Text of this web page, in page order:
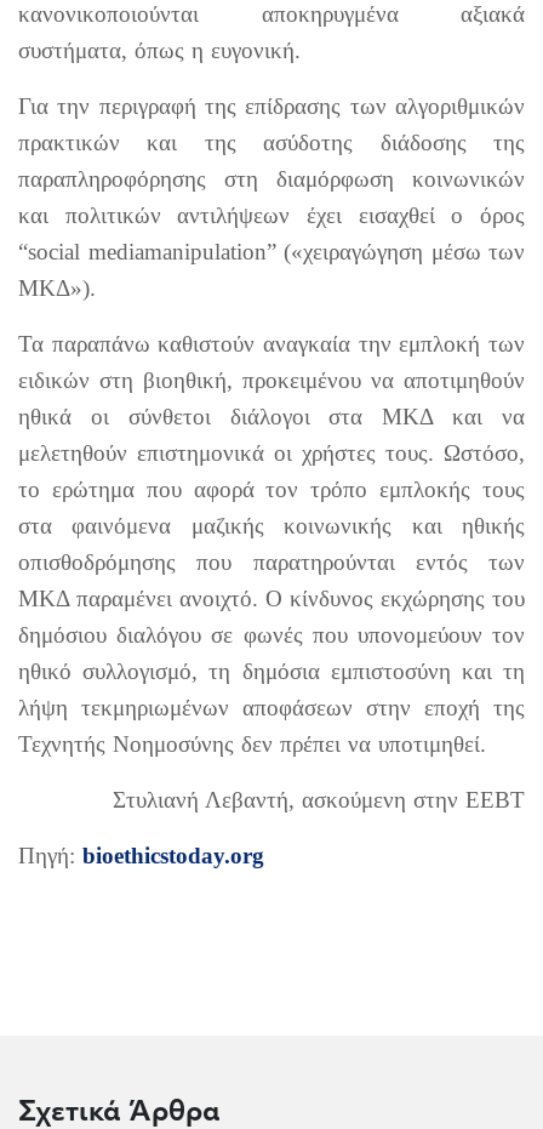
κανονικοποιούνται αποκηρυγμένα αξιακά
συστήματα, όπως η ευγονική.
Για την περιγραφή της επίδρασης των αλγοριθμικών
πρακτικών και της ασύδοτης διάδοσης της
παραπληροφόρησης στη διαμόρφωση κοινωνικών
και πολιτικών αντιλήψεων έχει εισαχθεί ο όρος
“social mediamanipulation” («χειραγώγηση μέσω των
ΜΚΔ»).
Τα παραπάνω καθιστούν αναγκαία την εμπλοκή των
ειδικών στη βιοηθική, προκειμένου να αποτιμηθούν
ηθικά οι σύνθετοι διάλογοι στα ΜΚΔ και να
μελετηθούν επιστημονικά οι χρήστες τους. Ωστόσο,
το ερώτημα που αφορά τον τρόπο εμπλοκής τους
στα φαινόμενα μαζικής κοινωνικής και ηθικής
οπισθοδρόμησης που παρατηρούνται εντός των
ΜΚΔ παραμένει ανοιχτό. Ο κίνδυνος εκχώρησης του
δημόσιου διαλόγου σε φωνές που υπονομεύουν τον
ηθικό συλλογισμό, τη δημόσια εμπιστοσύνη και τη
λήψη τεκμηριωμένων αποφάσεων στην εποχή της
Τεχνητής Νοημοσύνης δεν πρέπει να υποτιμηθεί.
Στυλιανή Λεβαντή, ασκούμενη στην ΕΕΒT
Πηγή: bioethicstoday.org
Σχετικά Άρθρα